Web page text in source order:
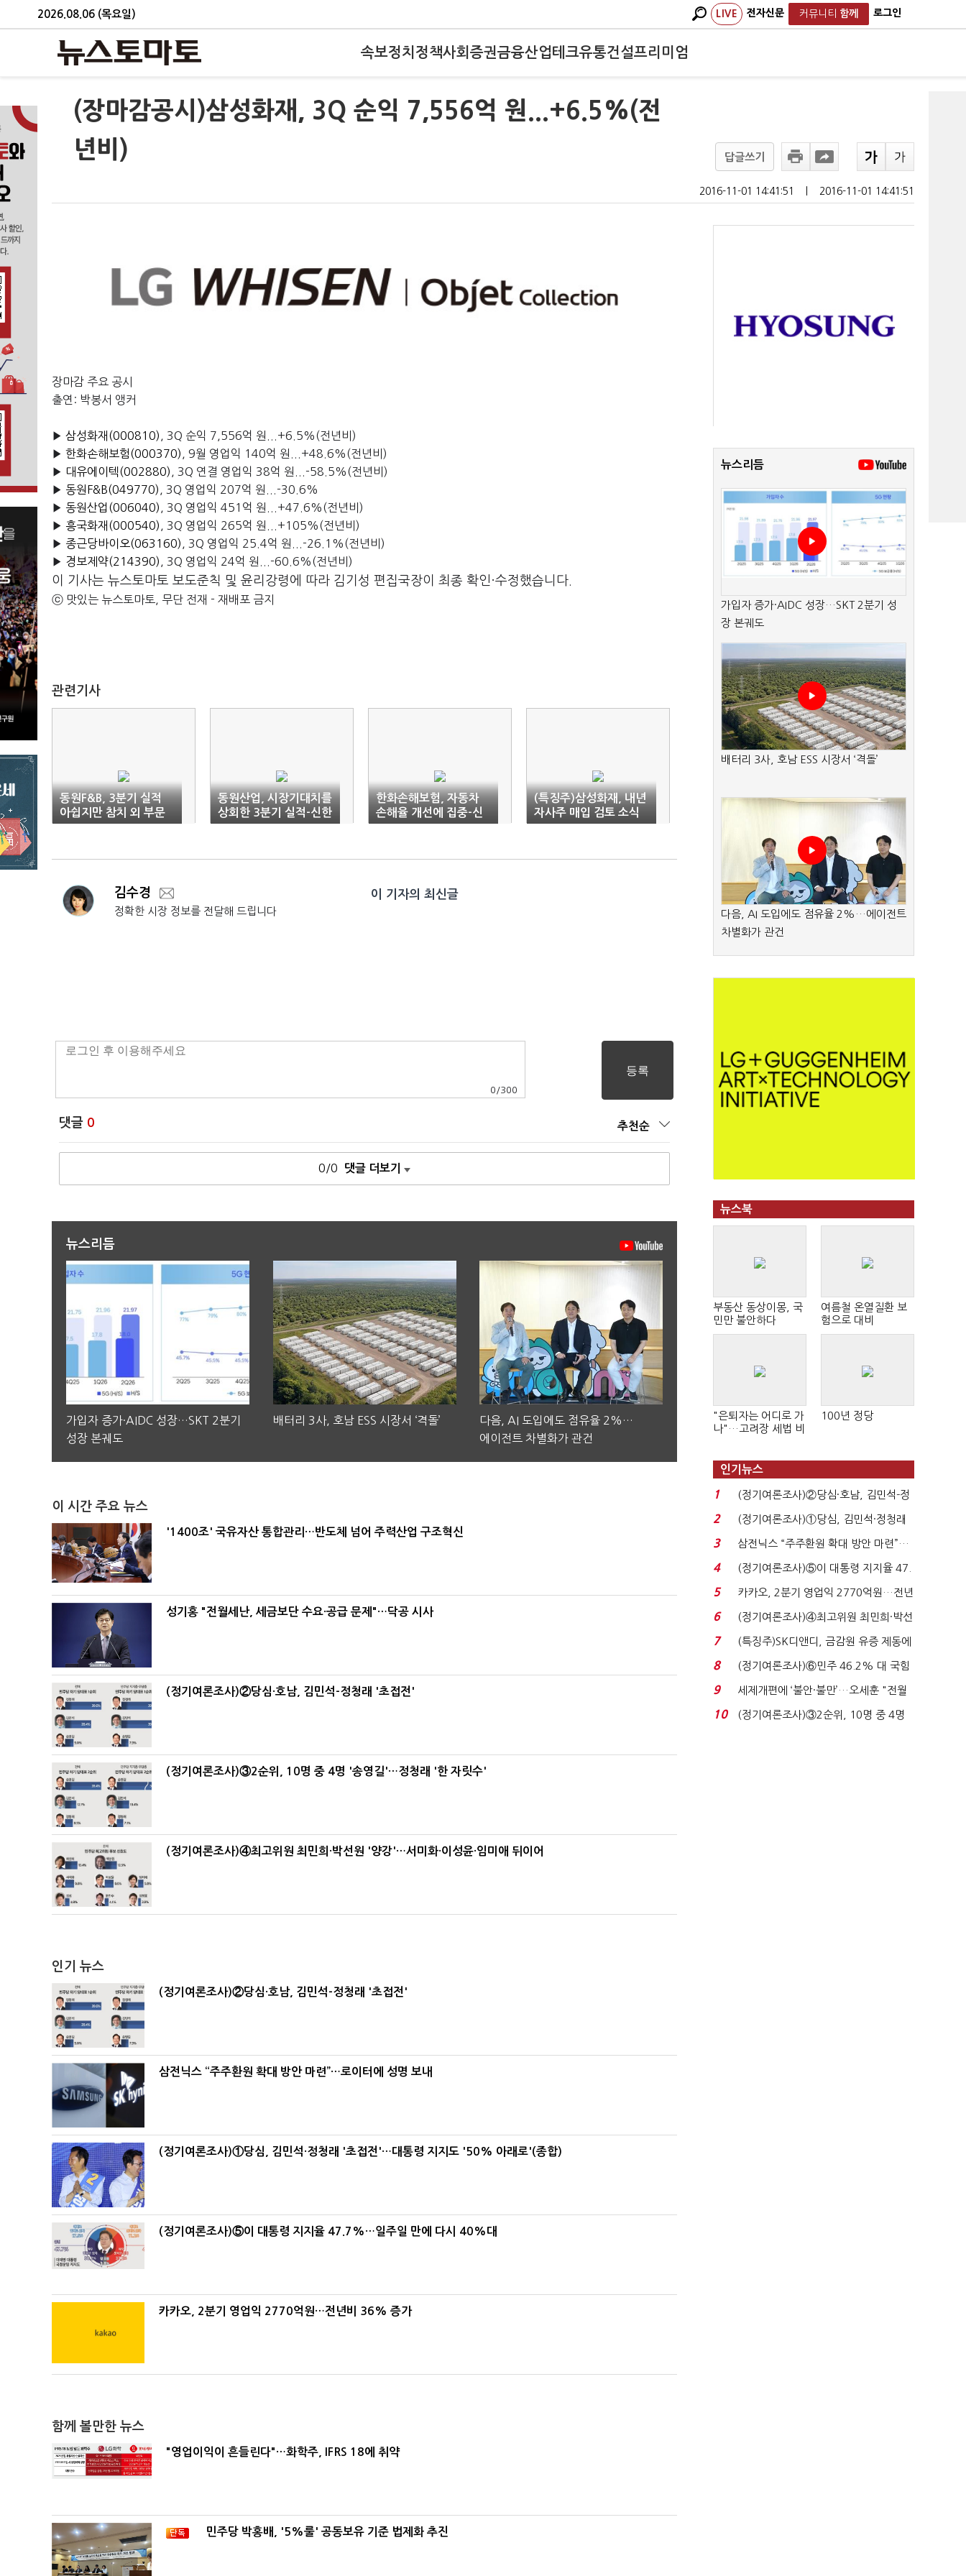
2026.08.06 (목요일) LIVE 전자신문 커뮤니티 함께 로그인
속보정치 정책사회 증권금융산업테크유통건설프리미엄
(장마감공시)삼성화재, 3Q 순익 7,556억 원...+6.5%(전
년비)
답글쓰기
2016-11-01 14:41:51 2016-11-01 14:41:51
장마감 주요 공시
출연: 박봉서 앵커
▶ 삼성화재(000810) , 3Q 순익 7,556억 원...+6.5%(전년비)
▶ 한화손해보험(000370) , 9월 영업익 140억 원...+48.6%(전년비)
▶ 대유에이텍(002880) , 3Q 연결 영업익 38억 원...-58.5%(전년비)
▶ 동원F&B(049770) , 3Q 영업익 207억 원...-30.6%
▶ 동원산업(006040) , 3Q 영업익 451억 원...+47.6%(전년비)
▶ 흥국화재(000540) , 3Q 영업익 265억 원...+105%(전년비)
▶ 종근당바이오(063160) , 3Q 영업익 25.4억 원...-26.1%(전년비)
▶ 경보제약(214390) , 3Q 영업익 24억 원...-60.6%(전년비)
이 기사는 뉴스토마토 보도준칙 및 윤리강령에 따라 김기성 편집국장이 최종 확인·수정했습니다.
ⓒ 맛있는 뉴스토마토, 무단 전재 - 재배포 금지
관련기사
동원F&B, 3분기 실적
아쉽지만 참치 외 부문
고성장-이베스트증권
동원산업, 시장기대치를
상회한 3분기 실적-신한
투자
한화손해보험, 자동차
손해율 개선에 집중-신
한투자
(특징주)삼성화재, 내년
자사주 매입 검토 소식
에 약세
김수경
정확한 시장 정보를 전달해 드립니다
이 기자의 최신글
0 /300
댓글 0 추천순
0/0 댓글 더보기
뉴스리듬
가입자 증가·AIDC 성장…SKT 2분기
성장 본궤도
배터리 3사, 호남 ESS 시장서 ‘격돌’
다음, AI 도입에도 점유율 2%…
에이전트 차별화가 관건
이 시간 주요 뉴스
'1400조' 국유자산 통합관리…반도체 넘어 주력산업 구조혁신
성기홍 "전월세난, 세금보단 수요·공급 문제"…닥공 시사
(정기여론조사)②당심·호남, 김민석-정청래 '초접전'
(정기여론조사)③2순위, 10명 중 4명 '송영길'…정청래 '한 자릿수'
(정기여론조사)④최고위원 최민희·박선원 '양강'…서미화·이성윤·임미애 뒤이어
인기 뉴스
(정기여론조사)②당심·호남, 김민석-정청래 '초접전'
삼전닉스 “주주환원 확대 방안 마련”…로이터에 성명 보내
(정기여론조사)①당심, 김민석·정청래 '초접전'…대통령 지지도 '50% 아래로'(종합)
(정기여론조사)⑤이 대통령 지지율 47.7%…일주일 만에 다시 40%대
카카오, 2분기 영업익 2770억원…전년비 36% 증가
함께 볼만한 뉴스
"영업이익이 흔들린다"…화학주, IFRS 18에 취약
민주당 박홍배, '5%룰' 공동보유 기준 법제화 추진
뉴스리듬
가입자 증가·AIDC 성장…SKT 2분기 성
장 본궤도
배터리 3사, 호남 ESS 시장서 ‘격돌’
다음, AI 도입에도 점유율 2%…에이전트
차별화가 관건
뉴스북
부동산 동상이몽, 국
민만 불안하다
여름철 온열질환 보
험으로 대비
"은퇴자는 어디로 가
나"…고려장 세법 비
100년 정당
인기뉴스
1
(정기여론조사)②당심·호남, 김민석-정
청래 '초접전'...
2
(정기여론조사)①당심, 김민석·정청래
'초접전'…대통령 ...
3
삼전닉스 “주주환원 확대 방안 마련”…
로이터에 성명...
4
(정기여론조사)⑤이 대통령 지지율 47.
7%…일주일 만에 ...
5
카카오, 2분기 영업익 2770억원…전년
비 36% 증가...
6
(정기여론조사)④최고위원 최민희·박선
원 '양강'…서미...
7
(특징주)SK디앤디, 금감원 유증 제동에
장 초반 상한가...
8
(정기여론조사)⑥민주 46.2% 대 국힘
31.0%…오차범위 밖 ...
9
세제개편에 ‘불안·불만’…오세훈 "전월
세 구하기 더 ...
10
(정기여론조사)③2순위, 10명 중 4명